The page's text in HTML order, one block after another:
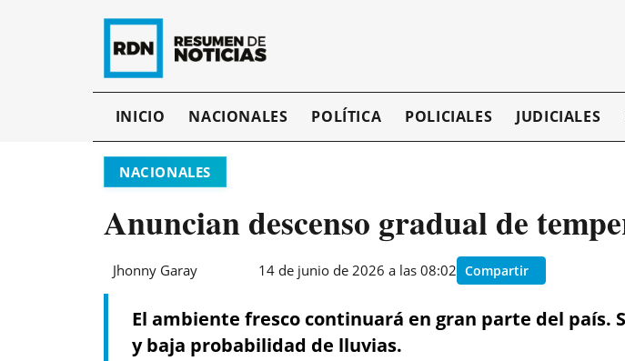
INICIO NACIONALES POLÍTICA POLICIALES JUDICIALES
NACIONALES
Anuncian descenso gradual de
Jhonny Garay 14 de junio de 2026 a las 08:02 Compartir
El ambiente fresco continuará en gran parte del país.
y baja probabilidad de lluvias.